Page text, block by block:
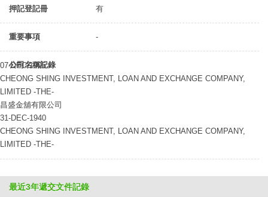
押記登記冊 有
重要事項 -
公司名稱記錄
07-DEC-1995
CHEONG SHING INVESTMENT, LOAN AND EXCHANGE COMPANY,
LIMITED -THE-
昌盛金舖有限公司
31-DEC-1940
CHEONG SHING INVESTMENT, LOAN AND EXCHANGE COMPANY,
LIMITED -THE-
最近3年遞交文件記錄